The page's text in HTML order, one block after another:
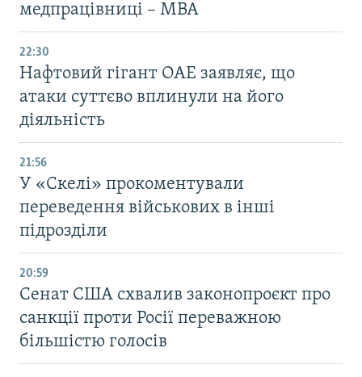
медпрацівниці – МВА
22:30
Нафтовий гігант ОАЕ заявляє, що
атаки суттєво вплинули на його
діяльність
21:56
У «Скелі» прокоментували
переведення військових в інші
підрозділи
20:59
Cенат США схвалив законопроєкт про
санкції проти Росії переважною
більшістю голосів